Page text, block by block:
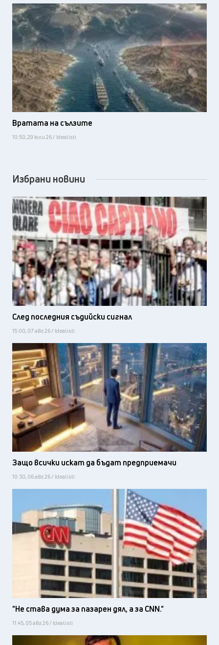
Вратата на сълзите
10:50, 29 юли 26 / Idealisti
Избрани новини
След последния съдийски сигнал
15:00, 07 авг 26 / Idealisti
Защо всички искат да бъдат предприемачи
10:30, 06 авг 26 / Idealisti
"Не става дума за пазарен дял, а за CNN."
11:45, 05 авг 26 / Idealisti